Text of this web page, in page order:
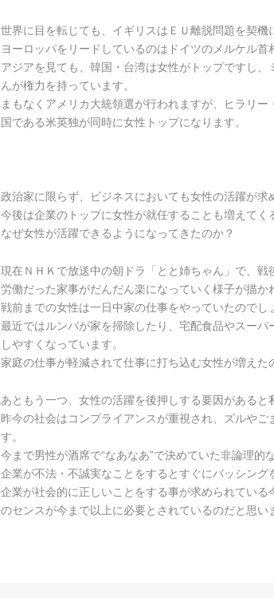
世界に目を転じても、イギリスはＥＵ離脱問題を契機
ヨーロッパをリードしているのはドイツのメルケル首
アジアを見ても、韓国・台湾は女性がトップですし
んが権力を持っています。
まもなくアメリカ大統領選が行われますが、ヒラリ
国である米英独が同時に女性トップになります。
政治家に限らず、ビジネスにおいても女性の活躍が求
今後は企業のトップに女性が就任することも増えてく
なぜ女性が活躍できるようになってきたのか？
現在ＮＨＫで放送中の朝ドラ「とと姉ちゃん」で、
労働だった家事がだんだん楽になっていく様子が描か
戦前までの女性は一日中家の仕事をやっていたのでし
最近ではルンバが家を掃除したり、宅配食品やスー
しやすくなっています。
家庭の仕事が軽減されて仕事に打ち込む女性が増えた
あともう一つ、女性の活躍を後押しする要因があると
昨今の社会はコンプライアンスが重視され、ズルや
す。
今まで男性が酒席で“なあなあ”で決めていた非論理的
企業が不法・不誠実なことをするとすぐにバッシング
企業が社会的に正しいことをする事が求められてい
のセンスが今まで以上に必要とされているのだと思い